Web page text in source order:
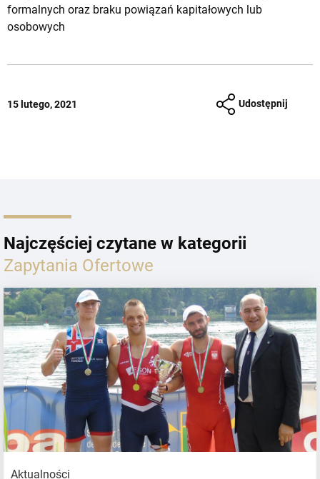
formalnych oraz braku powiązań kapitałowych lub
osobowych
15 lutego, 2021 Udostępnij
Najczęściej czytane w kategorii
Zapytania Ofertowe
Aktualności